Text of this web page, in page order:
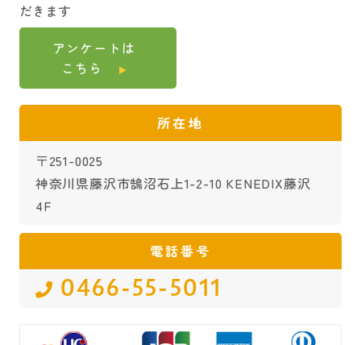
だきます
アンケートは
こちら
所在地
〒251-0025
神奈川県藤沢市鵠沼石上1-2-10 KENEDIX藤沢
4F
電話番号
0466-55-5011